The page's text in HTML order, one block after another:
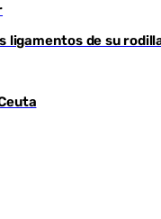
ligamentos de su